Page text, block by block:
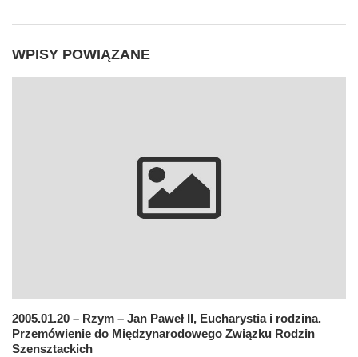
WPISY POWIĄZANE
2005.01.20 – Rzym – Jan Paweł II, Eucharystia i rodzina.
Przemówienie do Międzynarodowego Związku Rodzin
Szensztackich